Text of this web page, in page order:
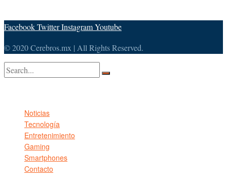
FacebookTwitterInstagramYoutube
© 2020 Cerebros.mx | All Rights Reserved.
Noticias
Tecnología
Entretenimiento
Gaming
Smartphones
Contacto